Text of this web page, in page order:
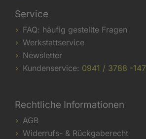
Service
FAQ: häufig gestellte Fragen
Werkstattservice
Newsletter
Kundenservice: 0941 / 3788 -147
Rechtliche Informationen
AGB
Widerrufs- & Rückgaberecht